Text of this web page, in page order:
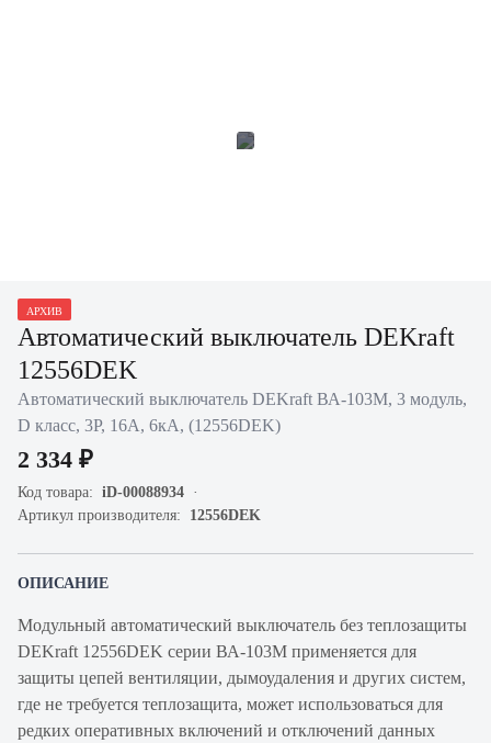
АРХИВ
Автоматический выключатель DEKraft
12556DEK
Автоматический выключатель DEKraft ВА-103M, 3 модуль,
D класс, 3P, 16А, 6кА, (12556DEK)
2 334 ₽
Код товара: iD-00088934
Артикул производителя: 12556DEK
ОПИСАНИЕ
Модульный автоматический выключатель без теплозащиты
DEKraft 12556DEK серии ВА-103М применяется для
защиты цепей вентиляции, дымоудаления и других систем,
где не требуется теплозащита, может использоваться для
редких оперативных включений и отключений данных